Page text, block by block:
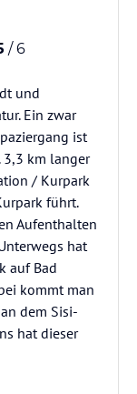
/ 6
und
Ein zwar
ist
3,3 km langer
/ Kurpark
führt.
Aufenthalten
hat
auf Bad
kommt man
dem Sisi-
hat dieser